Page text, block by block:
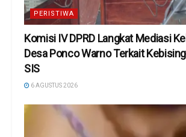
PERISTIWA
Komisi IV DPRD Langkat Mediasi
Desa Ponco Warno Terkait
SIS
6 AGUSTUS 2026